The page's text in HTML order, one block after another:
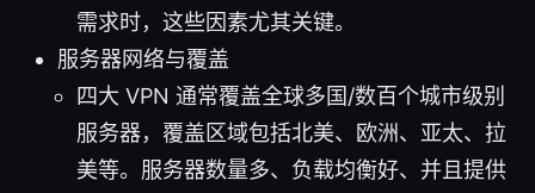
需求时，这些因素尤其关键。
服务器网络与覆盖
四大 VPN 通常覆盖全球多国/数百个城市级别
服务器，覆盖区域包括北美、欧洲、亚太、拉
美等。服务器数量多、负载均衡好、并且提供